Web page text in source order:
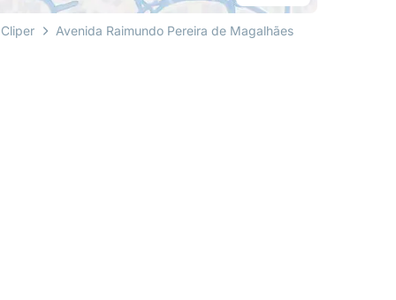
Avenida Raimundo Pereira de Magalhães